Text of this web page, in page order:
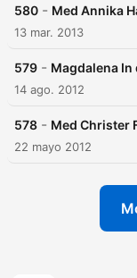
580 - Med Annika
13 mar. 2013
579 - Magdalena In
14 ago. 2012
578 - Med Christer
22 mayo 2012